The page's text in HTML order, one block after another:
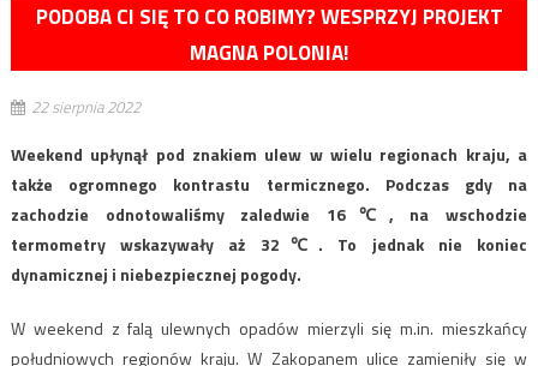
PODOBA CI SIĘ TO CO ROBIMY? WESPRZYJ PROJEKT
MAGNA POLONIA!
22 sierpnia 2022
Weekend upłynął pod znakiem ulew w wielu regionach kraju, a
także ogromnego kontrastu termicznego. Podczas gdy na
zachodzie odnotowaliśmy zaledwie 16℃, na wschodzie
termometry wskazywały aż 32℃. To jednak nie koniec
dynamicznej i niebezpiecznej pogody.
W weekend z falą ulewnych opadów mierzyli się m.in. mieszkańcy
południowych regionów kraju. W Zakopanem ulice zamieniły się w